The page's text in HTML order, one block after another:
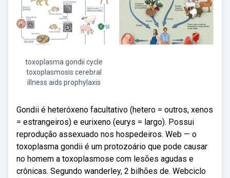
toxoplasma gondii cycle
toxoplasmosis cerebral
illness aids prophylaxis
Gondii é heteróxeno facultativo (hetero = outros, xenos
= estrangeiros) e eurixeno (eurys = largo). Possui
reprodução assexuado nos hospedeiros. Web — o
toxoplasma gondii é um protozoário que pode causar
no homem a toxoplasmose com lesões agudas e
crônicas. Segundo wanderley, 2 bilhões de. Webciclo